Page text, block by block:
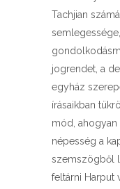
Tachjian
jogrendet, a
egyház
írásaikban
mód,
népesség a
szemszögből
feltárni Harput